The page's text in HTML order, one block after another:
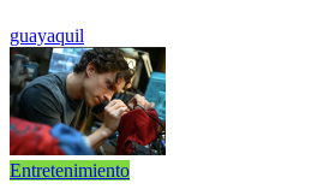
guayaquil
Entretenimiento